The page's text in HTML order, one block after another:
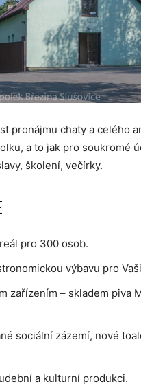
pronájmu chaty a celého
a to jak pro soukromé
školení, večírky.
pro 300 osob.
výbavu pro
zařízením – skladem piva
sociální zázemí, nové
a kulturní produkci.